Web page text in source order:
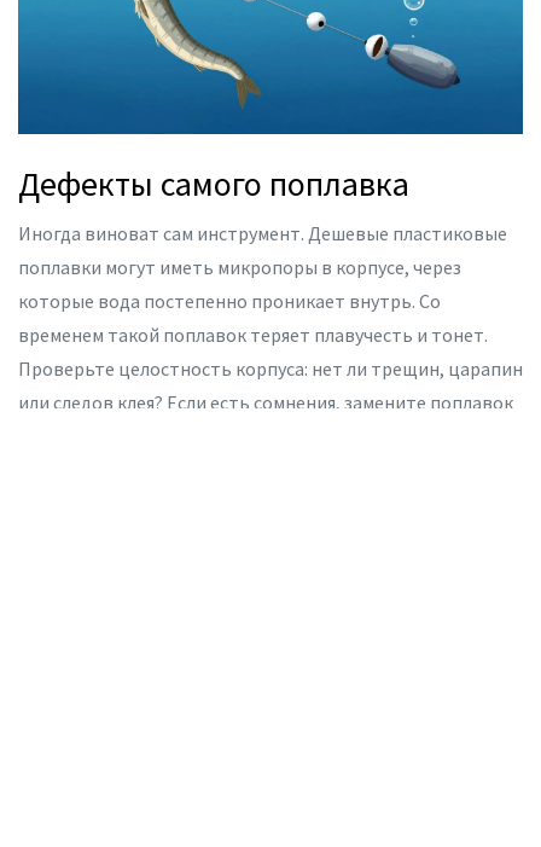
Дефекты самого поплавка
Иногда виноват сам инструмент. Дешевые пластиковые
поплавки могут иметь микропоры в корпусе, через
которые вода постепенно проникает внутрь. Со
временем такой поплавок теряет плавучесть и тонет.
Проверьте целостность корпуса: нет ли трещин, царапин
или следов клея? Если есть сомнения, замените поплавок